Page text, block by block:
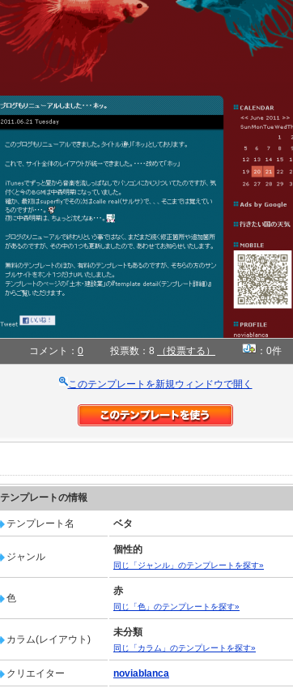
コメント： 0 投票数：8 （投票する） ：0件
このテンプレートを新規ウィンドウで開く
テンプレートの情報
テンプレート名 ベタ
ジャンル
個性的
同じ「ジャンル」のテンプレートを探す»
色
赤
同じ「色」のテンプレートを探す»
カラム(レイアウト)
未分類
同じ「カラム」のテンプレートを探す»
クリエイター noviablanca